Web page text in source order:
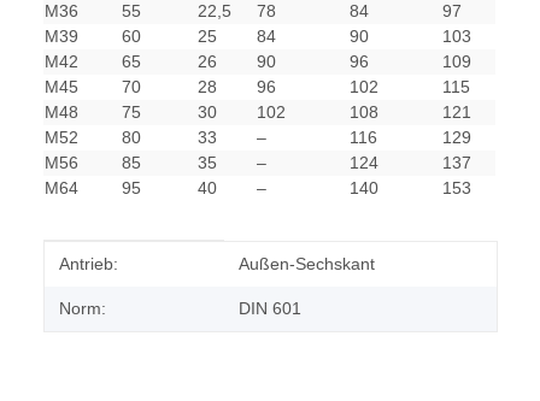
M36
55 22,5 78 84
97
M39
60 25 84 90
103
M42
65 26 90 96
109
M45
70 28 96 102
115
M48
75 30 102 108
121
M52
80 33 – 116
129
M56
85 35 – 124
137
M64
95 40 – 140 153
Produkteigenschaft
Wert
Antrieb: Außen-Sechskant
Norm: DIN 601